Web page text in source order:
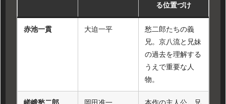
る位置づけ
赤池一貫 大迫一平
愁二郎たちの義
兄。京八流と兄妹
の過去を理解する
うえで重要な人
物。